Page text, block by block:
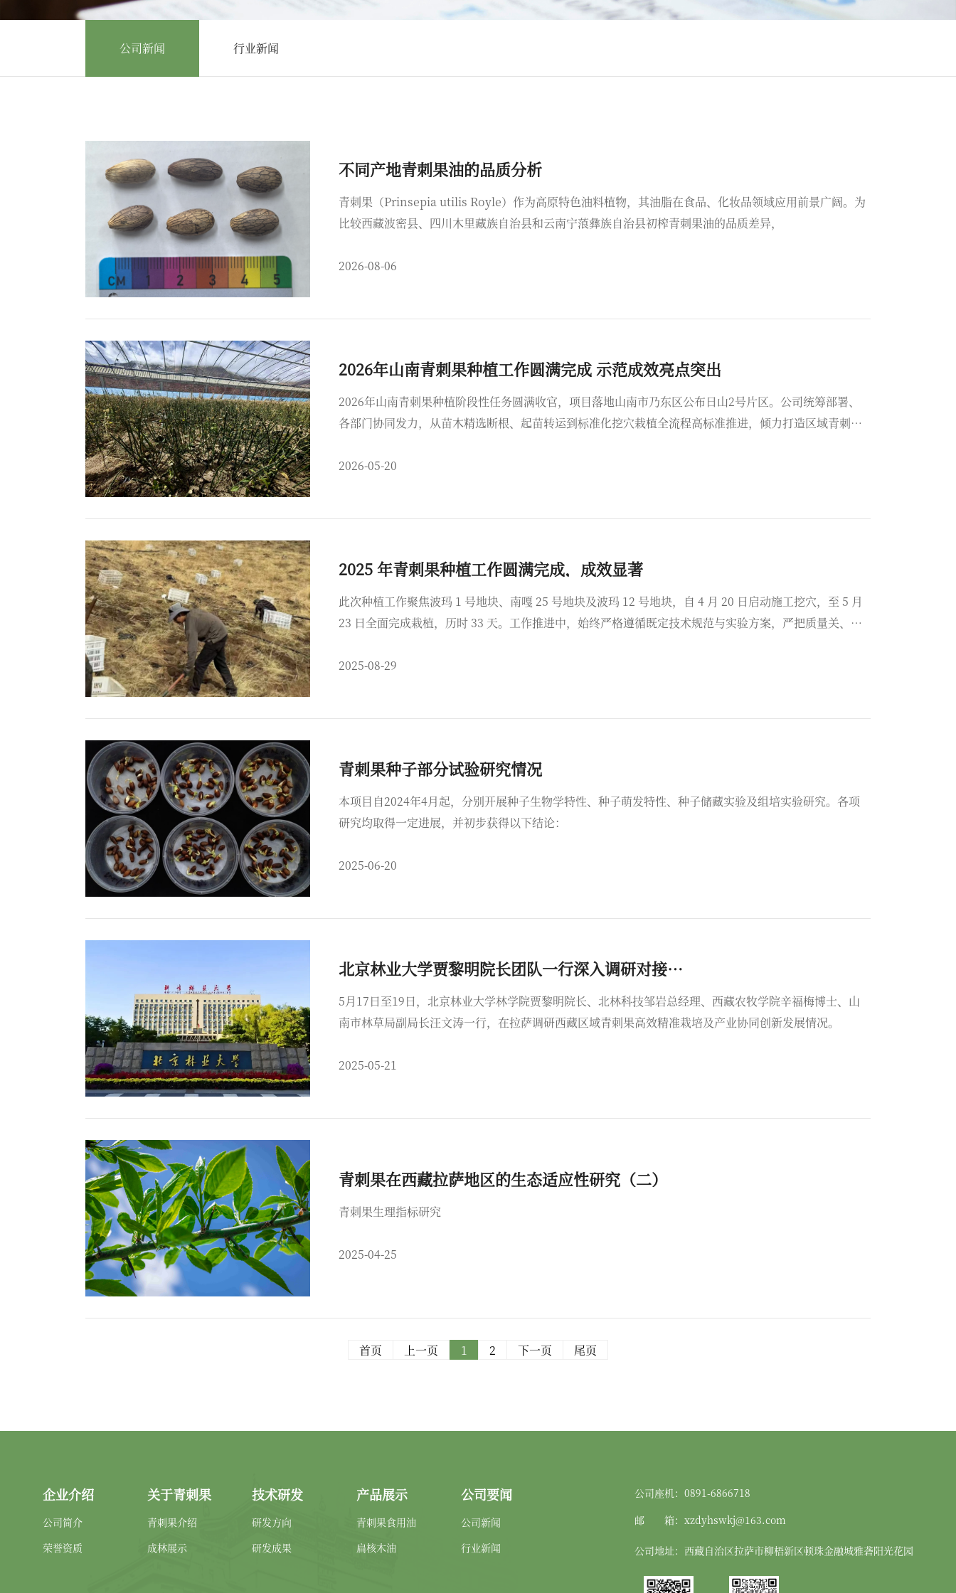
公司新闻 行业新闻
不同产地青刺果油的品质分析
青刺果（Prinsepia utilis Royle）作为高原特色油料植物，其油脂在食品、化妆品领域应用前景广阔。为
比较西藏波密县、四川木里藏族自治县和云南宁蒗彝族自治县初榨青刺果油的品质差异，
2026-08-06
2026年山南青刺果种植工作圆满完成 示范成效亮点突出
2026年山南青刺果种植阶段性任务圆满收官，项目落地山南市乃东区公布日山2号片区。公司统筹部署、
各部门协同发力，从苗木精选断根、起苗转运到标准化挖穴栽植全流程高标准推进，倾力打造区域青刺果
2026-05-20
2025 年青刺果种植工作圆满完成，成效显著
此次种植工作聚焦波玛 1 号地块、南嘎 25 号地块及波玛 12 号地块，自 4 月 20 日启动施工挖穴，至 5 月
23 日全面完成栽植，历时 33 天。工作推进中，始终严格遵循既定技术规范与实验方案，严把质量关、安
2025-08-29
青刺果种子部分试验研究情况
本项目自2024年4月起，分别开展种子生物学特性、种子萌发特性、种子储藏实验及组培实验研究。各项
研究均取得一定进展，并初步获得以下结论：
2025-06-20
北京林业大学贾黎明院长团队一行深入调研对接
青刺果高效精准栽培及产业协同创新发展
5月17日至19日，北京林业大学林学院贾黎明院长、北林科技邹岩总经理、西藏农牧学院辛福梅博士、山
南市林草局副局长汪文涛一行，在拉萨调研西藏区域青刺果高效精准栽培及产业协同创新发展情况。
2025-05-21
青刺果在西藏拉萨地区的生态适应性研究（二）
青刺果生理指标研究
2025-04-25
首页 上一页 1 2 下一页 尾页
企业介绍
公司简介
荣誉资质
关于青刺果
青刺果介绍
成林展示
技术研发
研发方向
研发成果
产品展示
青刺果食用油
扁核木油
公司要闻
公司新闻
行业新闻
公司座机： 0891-6866718
邮 箱： xzdyhswkj@163.com
公司地址： 西藏自治区拉萨市柳梧新区顿珠金融城雅砻阳光花园